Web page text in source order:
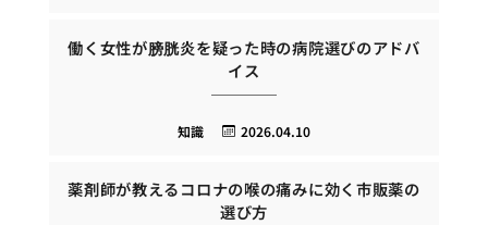
働く女性が膀胱炎を疑った時の病院選びのアドバ
イス
2026.04.10
知識
薬剤師が教えるコロナの喉の痛みに効く市販薬の
選び方